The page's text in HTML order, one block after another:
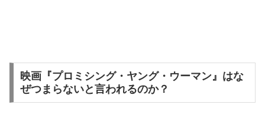
映画『プロミシング・ヤング・ウーマン』はな
ぜつまらないと言われるのか？